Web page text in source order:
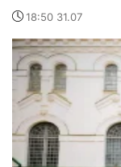
18:50 31.07